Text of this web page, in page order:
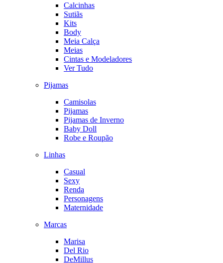
Calcinhas
Sutiãs
Kits
Body
Meia Calça
Meias
Cintas e Modeladores
Ver Tudo
Pijamas
Camisolas
Pijamas
Pijamas de Inverno
Baby Doll
Robe e Roupão
Linhas
Casual
Sexy
Renda
Personagens
Maternidade
Marcas
Marisa
Del Rio
DeMillus